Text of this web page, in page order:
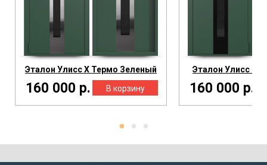
Эталон Улисс Х Термо Зеленый
160 000 р.
Эталон Улисс
160 000 р.